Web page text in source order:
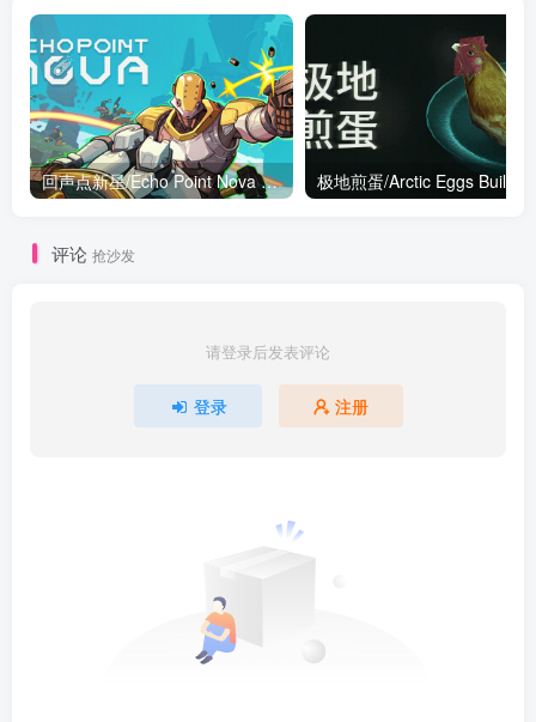
回声点新星/Echo Point Nova v2.1|射击动作|容量3.4G|免安装绿色中文版
评论 抢沙发
请登录后发表评论
登录 注册